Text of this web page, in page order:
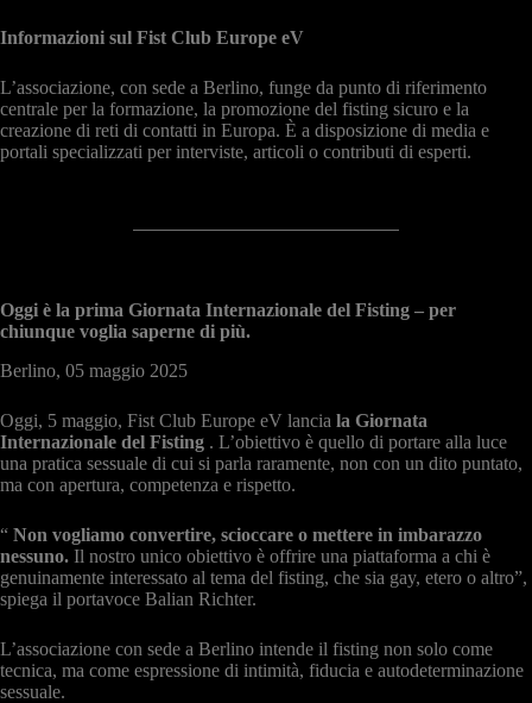
Informazioni sul Fist Club Europe eV
L’associazione, con sede a Berlino, funge da punto di riferimento
centrale per la formazione, la promozione del fisting sicuro e la
creazione di reti di contatti in Europa. È a disposizione di media e
portali specializzati per interviste, articoli o contributi di esperti.
Oggi è la prima Giornata Internazionale del Fisting – per
chiunque voglia saperne di più.
Berlino, 05 maggio 2025
Oggi, 5 maggio, Fist Club Europe eV lancia la Giornata
Internazionale del Fisting . L’obiettivo è quello di portare alla luce
una pratica sessuale di cui si parla raramente, non con un dito puntato,
ma con apertura, competenza e rispetto.
“ Non vogliamo convertire, scioccare o mettere in imbarazzo
nessuno. Il nostro unico obiettivo è offrire una piattaforma a chi è
genuinamente interessato al tema del fisting, che sia gay, etero o altro”,
spiega il portavoce Balian Richter.
L’associazione con sede a Berlino intende il fisting non solo come
tecnica, ma come espressione di intimità, fiducia e autodeterminazione
sessuale.